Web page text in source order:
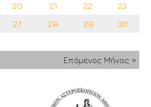
20 21 22
23
27 28 29
30
Επόμενος Μήνας »